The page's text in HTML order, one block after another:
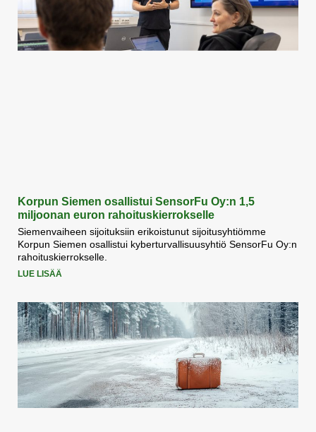
Korpun Siemen osallistui SensorFu Oy:n 1,5
miljoonan euron rahoituskierrokselle
Siemenvaiheen sijoituksiin erikoistunut sijoitusyhtiömme
Korpun Siemen osallistui kyberturvallisuusyhtiö SensorFu Oy:n
rahoituskierrokselle.
LUE LISÄÄ